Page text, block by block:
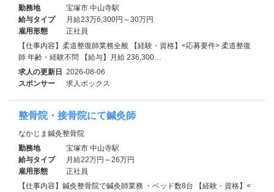
勤務地
宝塚市 中山寺駅
給与タイプ
月給23万6,300円～30万円
雇用形態
正社員
【仕事内容】柔道整復師業務全般 【経験・資格】<応募要件> 柔道整復
師 年齢・経験不問 【給与】月給 236,300…
求人の更新日 2026-08-06
スポンサー
求人ボックス
整骨院・接骨院にて鍼灸師
なかじま鍼灸整骨院
勤務地
宝塚市 中山寺駅
給与タイプ
月給22万円～26万円
雇用形態
正社員
【仕事内容】鍼灸整骨院で鍼灸師業務 ・ベッド数8台 【経験・資格】<